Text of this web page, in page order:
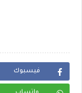
فيسبوك